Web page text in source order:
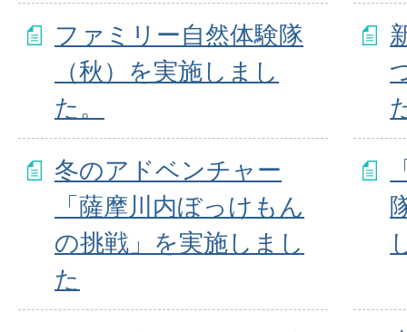
ファミリー自然体験隊
（秋）を実施しまし
た。
冬のアドベンチャー
「薩摩川内ぼっけもん
の挑戦」を実施しまし
た